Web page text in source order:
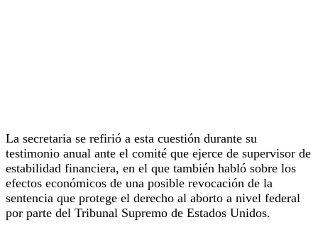
La secretaria se refirió a esta cuestión durante su
testimonio anual ante el comité que ejerce de supervisor de
estabilidad financiera, en el que también habló sobre los
efectos económicos de una posible revocación de la
sentencia que protege el derecho al aborto a nivel federal
por parte del Tribunal Supremo de Estados Unidos.